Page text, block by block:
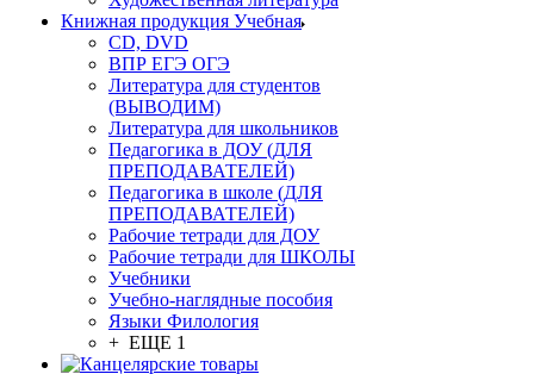
Книжная продукция Учебная
CD, DVD
ВПР ЕГЭ ОГЭ
Литература для студентов
(ВЫВОДИМ)
Литература для школьников
Педагогика в ДОУ (ДЛЯ
ПРЕПОДАВАТЕЛЕЙ)
Педагогика в школе (ДЛЯ
ПРЕПОДАВАТЕЛЕЙ)
Рабочие тетради для ДОУ
Рабочие тетради для ШКОЛЫ
Учебники
Учебно-наглядные пособия
Языки Филология
+ ЕЩЕ 1